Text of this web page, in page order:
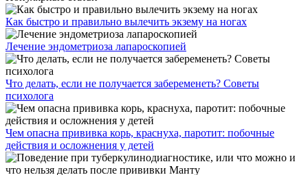
Как быстро и правильно вылечить экзему на ногах
Лечение эндометриоза лапароскопией
Что делать, если не получается забеременеть? Советы
психолога
Чем опасна прививка корь, краснуха, паротит: побочные
действия и осложнения у детей